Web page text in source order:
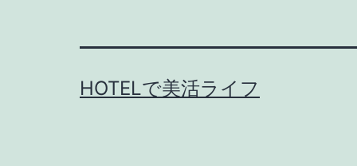
HOTELで美活ライフ